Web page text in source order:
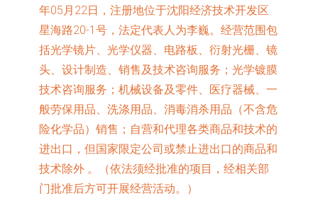
年05月22日，注册地位于沈阳经济技术开发区
星海路20-1号，法定代表人为李巍。经营范围包
括光学镜片、光学仪器、电路板、衍射光栅、镜
头、设计制造、销售及技术咨询服务；光学镀膜
技术咨询服务；机械设备及零件、医疗器械、一
般劳保用品、洗涤用品、消毒消杀用品（不含危
险化学品）销售；自营和代理各类商品和技术的
进出口，但国家限定公司或禁止进出口的商品和
技术除外 。（依法须经批准的项目，经相关部
门批准后方可开展经营活动。）